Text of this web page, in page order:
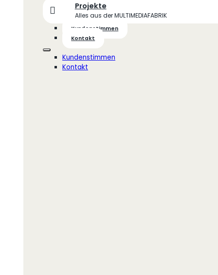
Projekte
Alles aus der MULTIMEDIAFABRIK
Kundenstimmen
Kontakt
Kundenstimmen
Kontakt